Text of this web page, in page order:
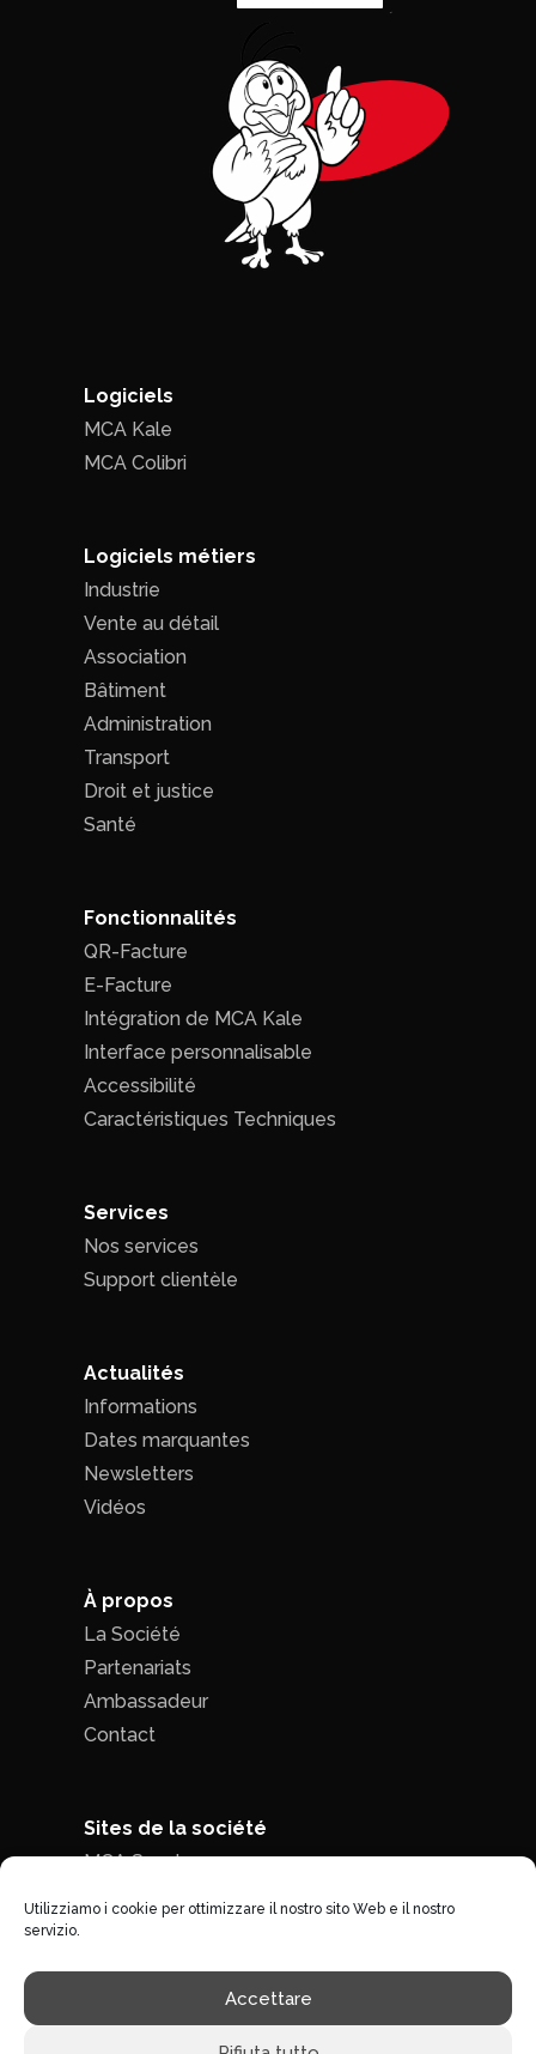
Utilizziamo i cookie per ottimizzare il nostro sito Web e il nostro
servizio.
Accettare
Logiciels
MCA Kale
MCA Colibri
Logiciels métiers
Industrie
Vente au détail
Association
Bâtiment
Administration
Transport
Droit et justice
Santé
Fonctionnalités
QR-Facture
E-Facture
Intégration de MCA Kale
Interface personnalisable
Accessibilité
Caractéristiques Techniques
Services
Nos services
Support clientèle
Actualités
Informations
Dates marquantes
Newsletters
Vidéos
À propos
La Société
Partenariats
Ambassadeur
Contact
Sites de la société
MCA Seed
Politique de confidentialité|Conditions
générales de ventes